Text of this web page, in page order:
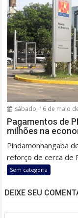
sábado, 16 de maio
Pagamentos de
milhões na
Pindamonhangaba
reforço de cerca de
Sem categoria
DEIXE SEU